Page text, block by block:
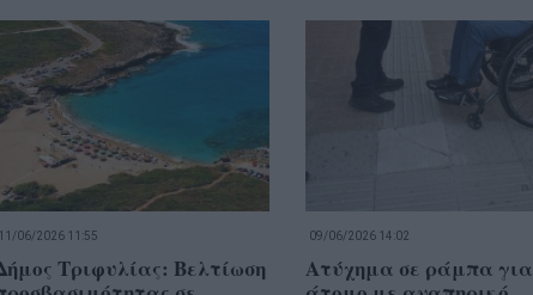
11/06/2026 11:55
Τριφυλίας: Βελτίωση
09/06/2026 14:02
Ατύχημα σε ράμπα για